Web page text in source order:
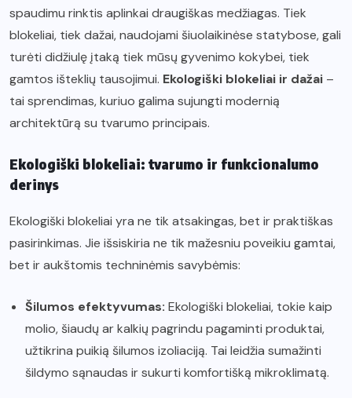
spaudimu rinktis aplinkai draugiškas medžiagas. Tiek
blokeliai, tiek dažai, naudojami šiuolaikinėse statybose, gali
turėti didžiulę įtaką tiek mūsų gyvenimo kokybei, tiek
gamtos išteklių tausojimui. Ekologiški blokeliai ir dažai –
tai sprendimas, kuriuo galima sujungti modernią
architektūrą su tvarumo principais.
Ekologiški blokeliai: tvarumo ir funkcionalumo
derinys
Ekologiški blokeliai yra ne tik atsakingas, bet ir praktiškas
pasirinkimas. Jie išsiskiria ne tik mažesniu poveikiu gamtai,
bet ir aukštomis techninėmis savybėmis:
Šilumos efektyvumas: Ekologiški blokeliai, tokie kaip
molio, šiaudų ar kalkių pagrindu pagaminti produktai,
užtikrina puikią šilumos izoliaciją. Tai leidžia sumažinti
šildymo sąnaudas ir sukurti komfortišką mikroklimatą.